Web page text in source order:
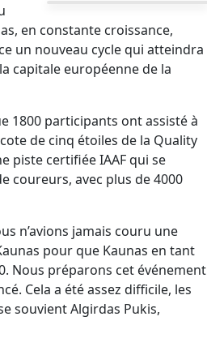
en constante croissance,
un nouveau cycle qui atteindra
capitale européenne de la
1800 participants ont assisté à
de cinq étoiles de la Quality
piste certifiée IAAF qui se
coureurs, avec plus de 4000
n’avions jamais couru une
pour que Kaunas en tant
Nous préparons cet événement
Cela a été assez difficile, les
souvient Algirdas Pukis,